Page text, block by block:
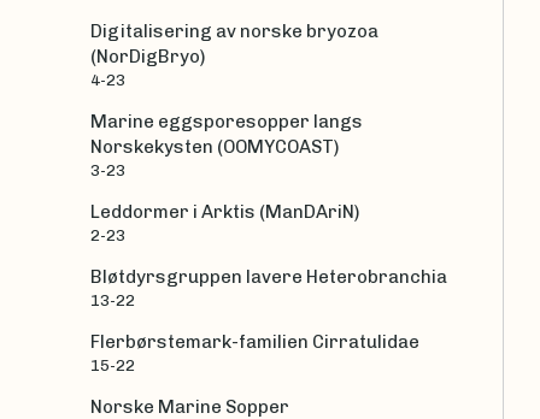
Digitalisering av norske bryozoa
(NorDigBryo)
4-23
Marine eggsporesopper langs
Norskekysten (OOMYCOAST)
3-23
Leddormer i Arktis (ManDAriN)
2-23
Bløtdyrsgruppen lavere Heterobranchia
13-22
Flerbørstemark-familien Cirratulidae
15-22
Norske Marine Sopper